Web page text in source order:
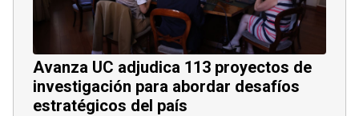
Avanza UC adjudica 113 proyectos de
investigación para abordar desafíos
estratégicos del país